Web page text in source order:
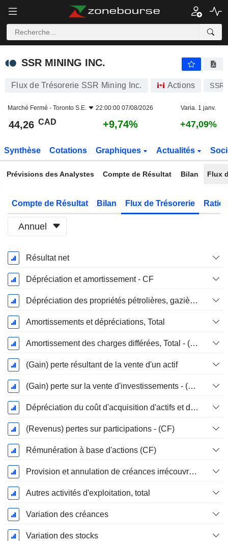
SSR MINING INC.
SSR MINING INC.
Flux de Trésorerie SSR Mining Inc. Actions
Marché Fermé - Toronto S.E. 22:00:00 07/08/2026 Varia. 1 janv.
44,26 CAD +9,74% +47,09%
Synthèse Cotations Graphiques Actualités
Prévisions des Analystes Compte de Résultat Bilan Flux
Compte de Résultat Bilan Flux de Trésorerie
Annuel
Période
Fiscale:
Décembre
Résultat net
Dépréciation et amortissement - CF
Dépréciation des propriétés pétrolières, gazières et minérales - (CF)
Amortissements et dépréciations, Total
Amortissement des charges différées, Total - (CF)
(Gain) perte résultant de la vente d'un actif
(Gain) perte sur la vente d'investissements - (CF)
Dépréciation du coût d'acquisition d'actifs et dépenses de restructuration
(Revenus) pertes sur participations - (CF)
Rémunération à base d'actions (CF)
Provision et annulation de créances irrécouvrables
Autres activités d'exploitation, total
Variation des créances
Variation des stocks